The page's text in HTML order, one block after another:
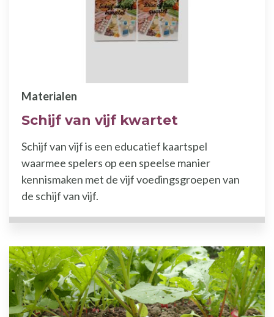
Schijf van vijf kwartet
Materialen
Schijf van vijf is een educatief kaartspel
waarmee spelers op een speelse manier
kennismaken met de vijf voedingsgroepen van
de schijf van vijf.